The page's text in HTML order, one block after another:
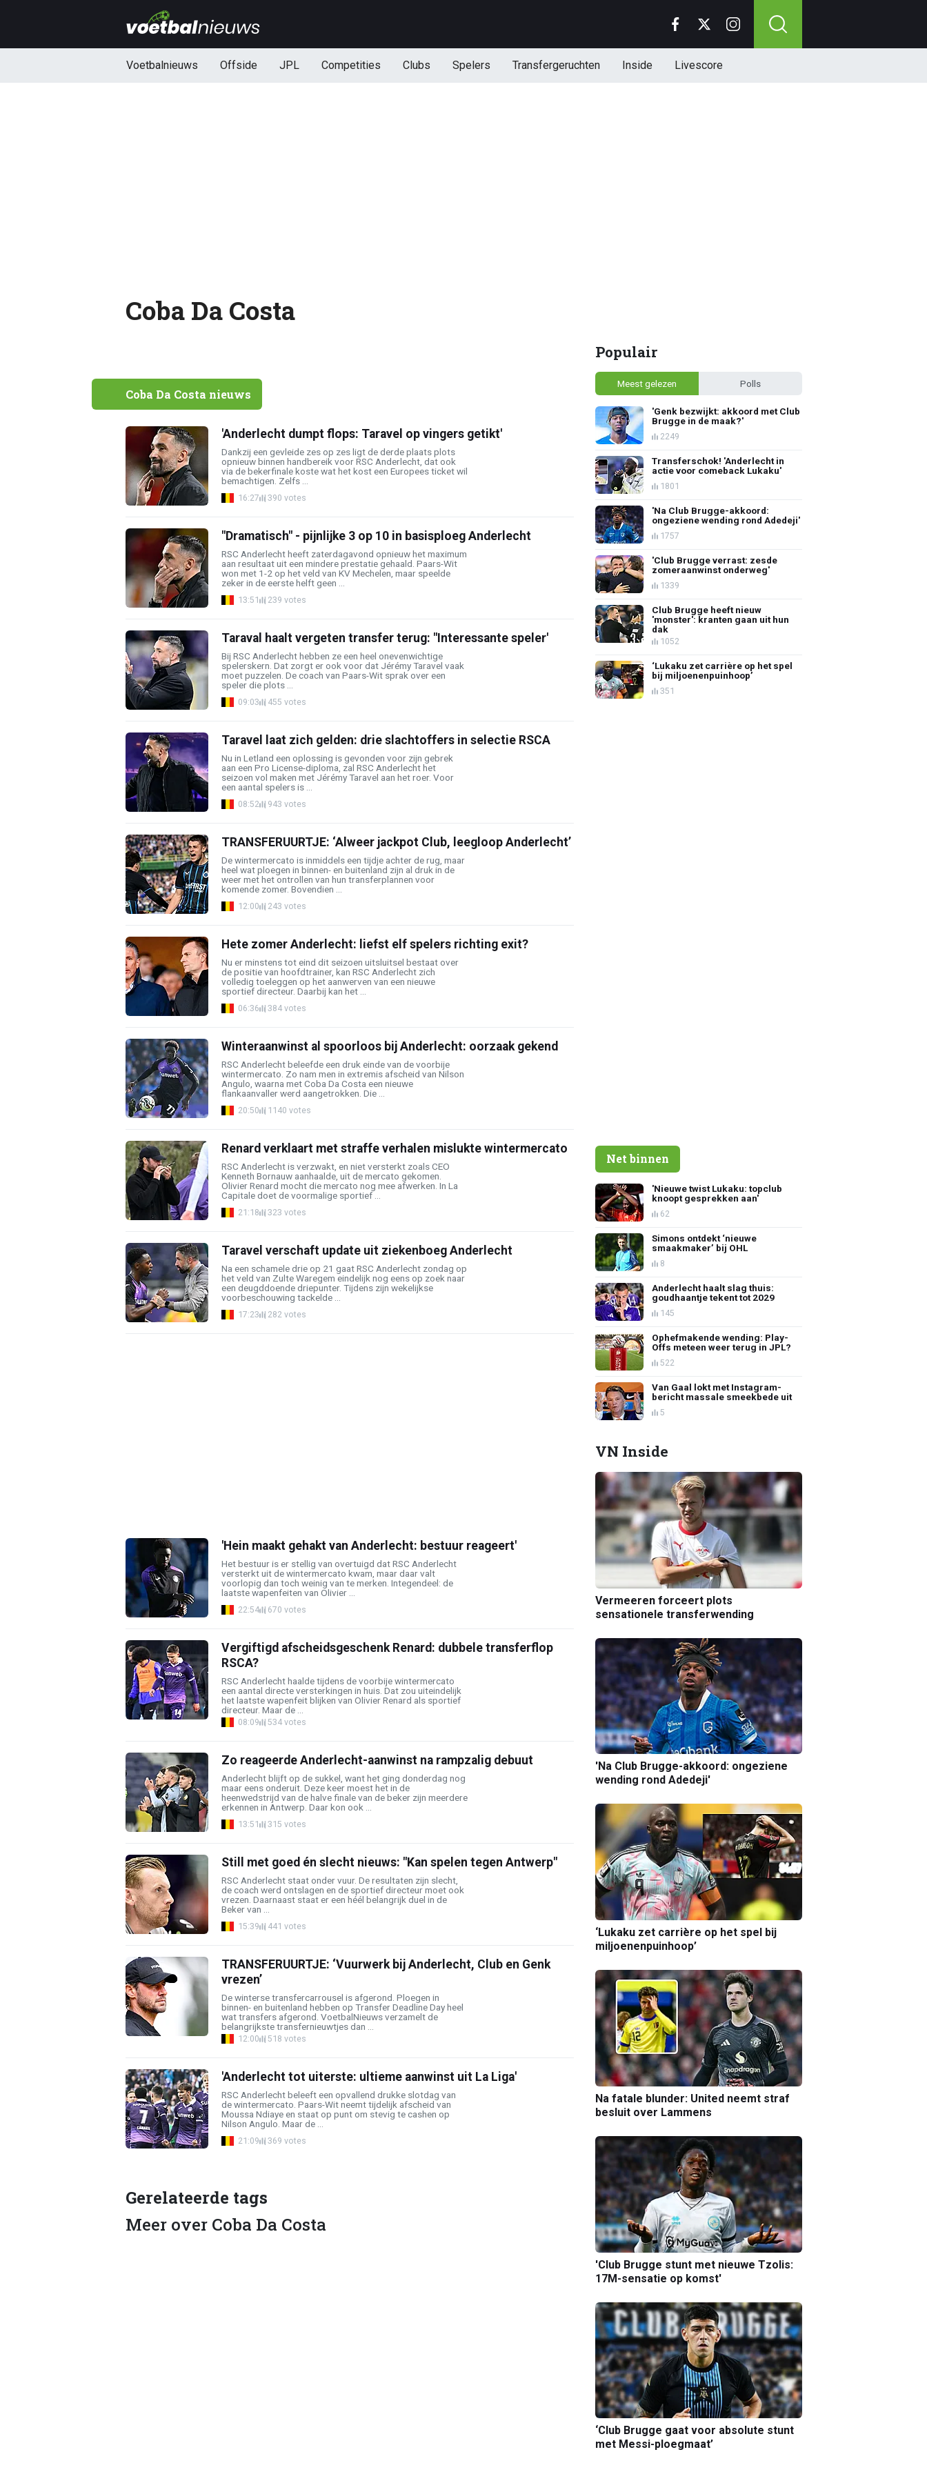
Voetbalnieuws Offside JPL Competities Clubs Spelers Transfergeruchten Inside Livescore
Coba Da Costa
Coba Da Costa nieuws
'Anderlecht dumpt flops: Taravel op vingers getikt'
Dankzij een gevleide zes op zes ligt de derde plaats plots
opnieuw binnen handbereik voor RSC Anderlecht, dat ook
via de bekerfinale koste wat het kost een Europees ticket wil
bemachtigen. Zelfs ...
16:27 390 votes
"Dramatisch" - pijnlijke 3 op 10 in basisploeg Anderlecht
RSC Anderlecht heeft zaterdagavond opnieuw het maximum
aan resultaat uit een mindere prestatie gehaald. Paars-Wit
won met 1-2 op het veld van KV Mechelen, maar speelde
zeker in de eerste helft geen ...
13:51 239 votes
Taraval haalt vergeten transfer terug: "Interessante speler'
Bij RSC Anderlecht hebben ze een heel onevenwichtige
spelerskern. Dat zorgt er ook voor dat Jérémy Taravel vaak
moet puzzelen. De coach van Paars-Wit sprak over een
speler die plots ...
09:03 455 votes
Taravel laat zich gelden: drie slachtoffers in selectie RSCA
Nu in Letland een oplossing is gevonden voor zijn gebrek
aan een Pro License-diploma, zal RSC Anderlecht het
seizoen vol maken met Jérémy Taravel aan het roer. Voor
een aantal spelers is ...
08:52 943 votes
TRANSFERUURTJE: ‘Alweer jackpot Club, leegloop Anderlecht’
De wintermercato is inmiddels een tijdje achter de rug, maar
heel wat ploegen in binnen- en buitenland zijn al druk in de
weer met het ontrollen van hun transferplannen voor
komende zomer. Bovendien ...
12:00 243 votes
Hete zomer Anderlecht: liefst elf spelers richting exit?
Nu er minstens tot eind dit seizoen uitsluitsel bestaat over
de positie van hoofdtrainer, kan RSC Anderlecht zich
volledig toeleggen op het aanwerven van een nieuwe
sportief directeur. Daarbij kan het ...
06:36 384 votes
Winteraanwinst al spoorloos bij Anderlecht: oorzaak gekend
RSC Anderlecht beleefde een druk einde van de voorbije
wintermercato. Zo nam men in extremis afscheid van Nilson
Angulo, waarna met Coba Da Costa een nieuwe
flankaanvaller werd aangetrokken. Die ...
20:50 1140 votes
Renard verklaart met straffe verhalen mislukte wintermercato
RSC Anderlecht is verzwakt, en niet versterkt zoals CEO
Kenneth Bornauw aanhaalde, uit de mercato gekomen.
Olivier Renard mocht die mercato nog mee afwerken. In La
Capitale doet de voormalige sportief ...
21:18 323 votes
Taravel verschaft update uit ziekenboeg Anderlecht
Na een schamele drie op 21 gaat RSC Anderlecht zondag op
het veld van Zulte Waregem eindelijk nog eens op zoek naar
een deugddoende driepunter. Tijdens zijn wekelijkse
voorbeschouwing tackelde ...
17:23 282 votes
'Hein maakt gehakt van Anderlecht: bestuur reageert'
Het bestuur is er stellig van overtuigd dat RSC Anderlecht
versterkt uit de wintermercato kwam, maar daar valt
voorlopig dan toch weinig van te merken. Integendeel: de
laatste wapenfeiten van Olivier ...
22:54 670 votes
Vergiftigd afscheidsgeschenk Renard: dubbele transferflop
RSCA?
RSC Anderlecht haalde tijdens de voorbije wintermercato
een aantal directe versterkingen in huis. Dat zou uiteindelijk
het laatste wapenfeit blijken van Olivier Renard als sportief
directeur. Maar de ...
08:09 534 votes
Zo reageerde Anderlecht-aanwinst na rampzalig debuut
Anderlecht blijft op de sukkel, want het ging donderdag nog
maar eens onderuit. Deze keer moest het in de
heenwedstrijd van de halve finale van de beker zijn meerdere
erkennen in Antwerp. Daar kon ook ...
13:51 315 votes
Still met goed én slecht nieuws: "Kan spelen tegen Antwerp"
RSC Anderlecht staat onder vuur. De resultaten zijn slecht,
de coach werd ontslagen en de sportief directeur moet ook
vrezen. Daarnaast staat er een héél belangrijk duel in de
Beker van ...
15:39 441 votes
TRANSFERUURTJE: ‘Vuurwerk bij Anderlecht, Club en Genk
vrezen’
De winterse transfercarrousel is afgerond. Ploegen in
binnen- en buitenland hebben op Transfer Deadline Day heel
wat transfers afgerond. VoetbalNieuws verzamelt de
belangrijkste transfernieuwtjes dan ...
12:00 518 votes
'Anderlecht tot uiterste: ultieme aanwinst uit La Liga'
RSC Anderlecht beleeft een opvallend drukke slotdag van
de wintermercato. Paars-Wit neemt tijdelijk afscheid van
Moussa Ndiaye en staat op punt om stevig te cashen op
Nilson Angulo. Maar de ...
21:09 369 votes
Gerelateerde tags
Meer over Coba Da Costa
Populair
Meest gelezen Polls
'Genk bezwijkt: akkoord met Club
Brugge in de maak?'
2249
Transferschok! 'Anderlecht in
actie voor comeback Lukaku'
1801
'Na Club Brugge-akkoord:
ongeziene wending rond Adedeji'
1757
'Club Brugge verrast: zesde
zomeraanwinst onderweg'
1339
Club Brugge heeft nieuw
'monster': kranten gaan uit hun
dak
1052
‘Lukaku zet carrière op het spel
bij miljoenenpuinhoop’
351
Net binnen
'Nieuwe twist Lukaku: topclub
knoopt gesprekken aan'
62
Simons ontdekt ‘nieuwe
smaakmaker’ bij OHL
8
Anderlecht haalt slag thuis:
goudhaantje tekent tot 2029
145
Ophefmakende wending: Play-
Offs meteen weer terug in JPL?
522
Van Gaal lokt met Instagram-
bericht massale smeekbede uit
5
VN Inside
Vermeeren forceert plots
sensationele transferwending
'Na Club Brugge-akkoord: ongeziene
wending rond Adedeji'
‘Lukaku zet carrière op het spel bij
miljoenenpuinhoop’
Na fatale blunder: United neemt straf
besluit over Lammens
'Club Brugge stunt met nieuwe Tzolis:
17M-sensatie op komst'
‘Club Brugge gaat voor absolute stunt
met Messi-ploegmaat’